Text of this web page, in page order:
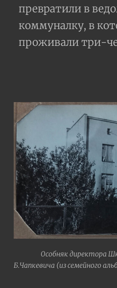
превратили в
коммуналку, в
проживали три-
Особняк директора
Б.Чапкевича (из семейного